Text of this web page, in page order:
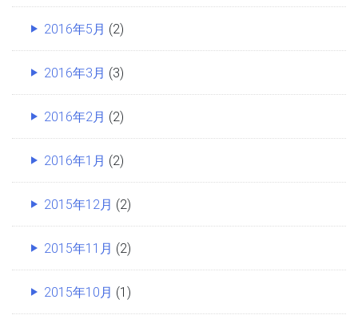
2016年5月 (2)
2016年3月 (3)
2016年2月 (2)
2016年1月 (2)
2015年12月 (2)
2015年11月 (2)
2015年10月 (1)